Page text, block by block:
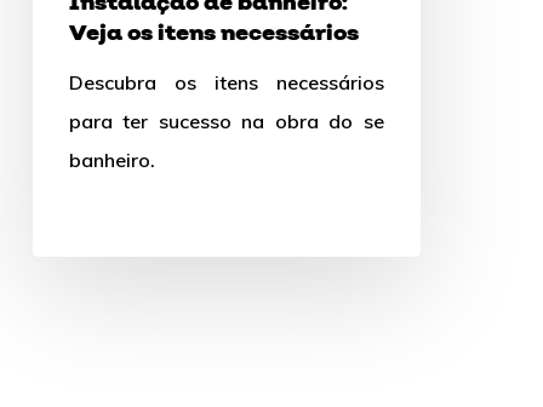
Veja os itens necessários
Descubra os itens necessários
para ter sucesso na obra do se
banheiro.